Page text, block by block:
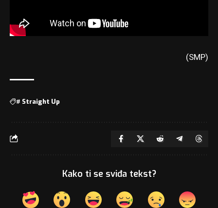
(SMP)
# Straight Up
Kako ti se sviđa tekst?